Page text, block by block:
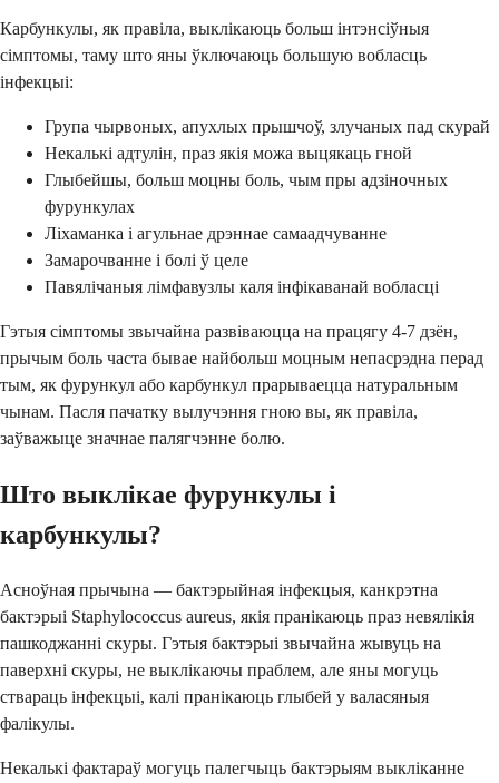
Карбункулы, як правіла, выклікаюць больш інтэнсіўныя
сімптомы, таму што яны ўключаюць большую вобласць
інфекцыі:
Група чырвоных, апухлых прышчоў, злучаных пад скурай
Некалькі адтулін, праз якія можа выцякаць гной
Глыбейшы, больш моцны боль, чым пры адзіночных
фурункулах
Ліхаманка і агульнае дрэннае самаадчуванне
Замарочванне і болі ў целе
Павялічаныя лімфавузлы каля інфікаванай вобласці
Гэтыя сімптомы звычайна развіваюцца на працягу 4-7 дзён,
прычым боль часта бывае найбольш моцным непасрэдна перад
тым, як фурункул або карбункул прарываецца натуральным
чынам. Пасля пачатку вылучэння гною вы, як правіла,
заўважыце значнае палягчэнне болю.
Што выклікае фурункулы і
карбункулы?
Асноўная прычына — бактэрыйная інфекцыя, канкрэтна
бактэрыі Staphylococcus aureus, якія пранікаюць праз невялікія
пашкоджанні скуры. Гэтыя бактэрыі звычайна жывуць на
паверхні скуры, не выклікаючы праблем, але яны могуць
ствараць інфекцыі, калі пранікаюць глыбей у валасяныя
фалікулы.
Некалькі фактараў могуць палегчыць бактэрыям выкліканне